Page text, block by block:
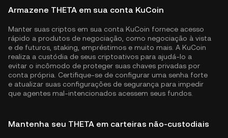
Armazene THETA em sua conta KuCoin
Manter suas criptos em sua conta KuCoin fornece acesso
rápido a produtos de negociação, como negociação à vista
e de futuros, staking, empréstimos e muito mais. A KuCoin
realiza a custódia de seus criptoativos para ajudá-lo a
evitar o incômodo de proteger suas chaves privadas por
conta própria. Certifique-se de configurar uma senha forte
e atualizar suas configurações de segurança para impedir
que agentes mal-intencionados acessem seus fundos.
Mantenha seu THETA em carteiras não-custodiais